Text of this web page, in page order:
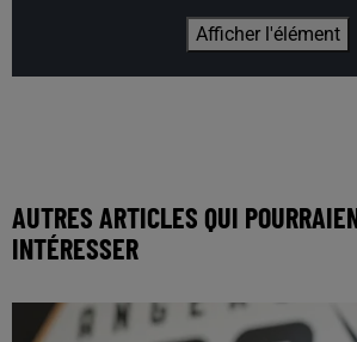
Afficher l'élément
AUTRES ARTICLES QUI
INTÉRESSER